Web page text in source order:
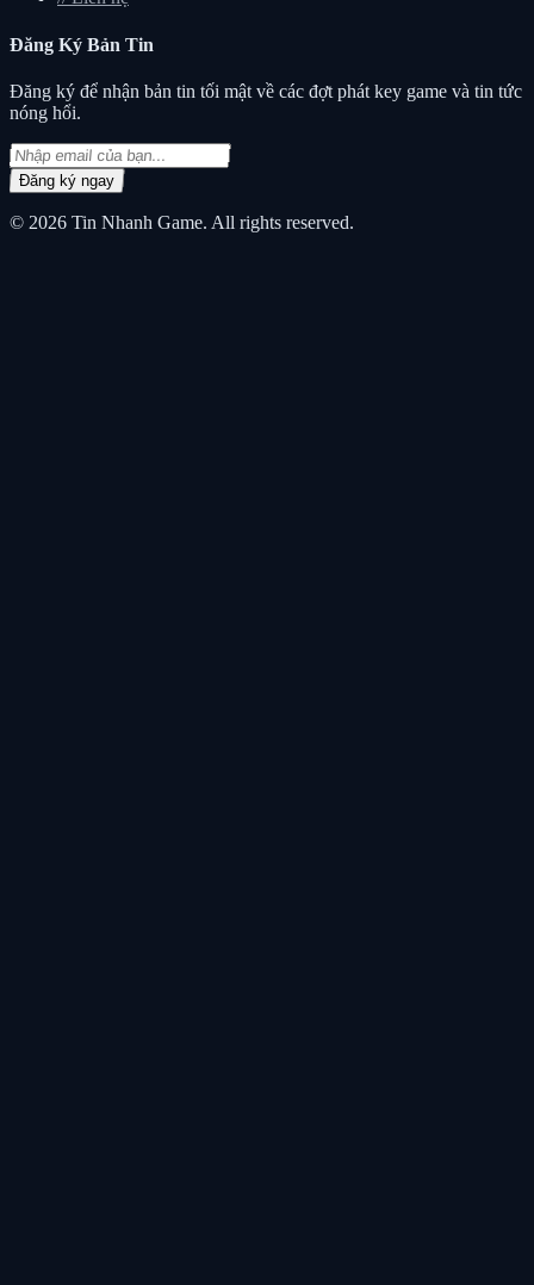
Đăng Ký Bản Tin
Đăng ký để nhận bản tin tối mật về các đợt phát key game và tin tức
nóng hổi.
Đăng ký ngay
© 2026 Tin Nhanh Game. All rights reserved.